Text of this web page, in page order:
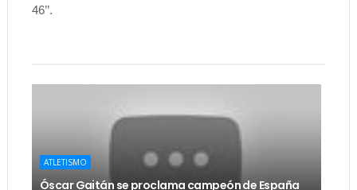
46’’.
ATLETISMO
Óscar Gaitán se proclama campeón de España